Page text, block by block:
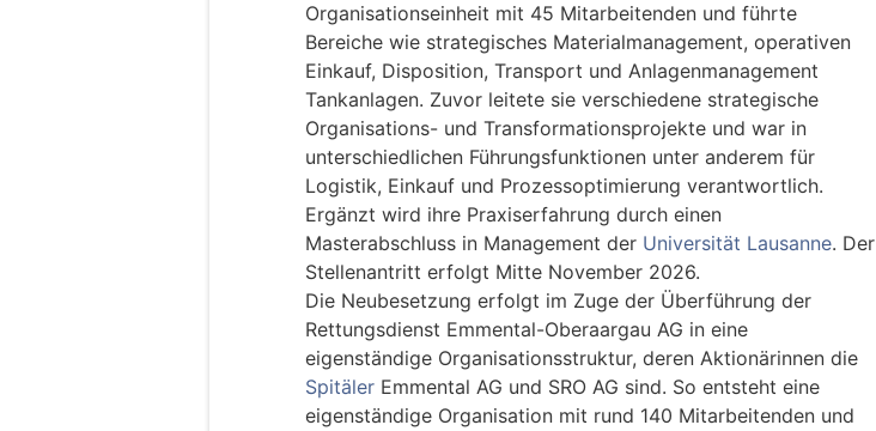
Organisationseinheit mit 45 Mitarbeitenden und führte
Bereiche wie strategisches Materialmanagement, operativen
Einkauf, Disposition, Transport und Anlagenmanagement
Tankanlagen. Zuvor leitete sie verschiedene strategische
Organisations- und Transformationsprojekte und war in
unterschiedlichen Führungsfunktionen unter anderem für
Logistik, Einkauf und Prozessoptimierung verantwortlich.
Ergänzt wird ihre Praxiserfahrung durch einen
Masterabschluss in Management der Universität Lausanne. Der
Stellenantritt erfolgt Mitte November 2026.
Die Neubesetzung erfolgt im Zuge der Überführung der
Rettungsdienst Emmental-Oberaargau AG in eine
eigenständige Organisationsstruktur, deren Aktionärinnen die
Spitäler Emmental AG und SRO AG sind. So entsteht eine
eigenständige Organisation mit rund 140 Mitarbeitenden und